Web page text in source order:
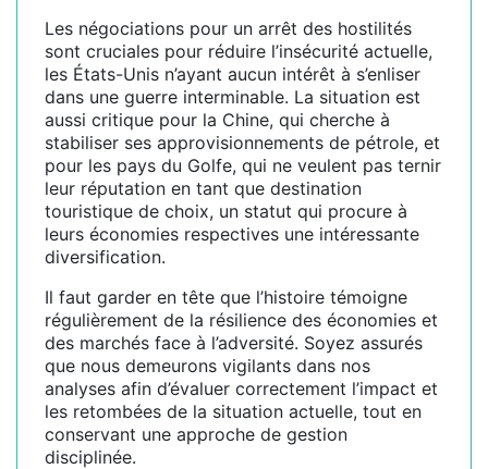
Les négociations pour un arrêt des hostilités
sont cruciales pour réduire l’insécurité actuelle,
les États-Unis n’ayant aucun intérêt à s’enliser
dans une guerre interminable. La situation est
aussi critique pour la Chine, qui cherche à
stabiliser ses approvisionnements de pétrole, et
pour les pays du Golfe, qui ne veulent pas ternir
leur réputation en tant que destination
touristique de choix, un statut qui procure à
leurs économies respectives une intéressante
diversification.
Il faut garder en tête que l’histoire témoigne
régulièrement de la résilience des économies et
des marchés face à l’adversité. Soyez assurés
que nous demeurons vigilants dans nos
analyses afin d’évaluer correctement l’impact et
les retombées de la situation actuelle, tout en
conservant une approche de gestion
disciplinée.